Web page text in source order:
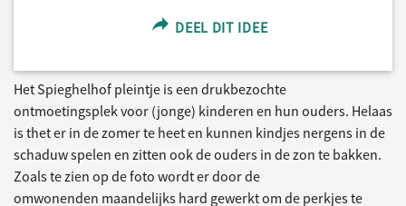
DEEL DIT IDEE
Het Spieghelhof pleintje is een drukbezochte
ontmoetingsplek voor (jonge) kinderen en hun ouders. Helaas
is thet er in de zomer te heet en kunnen kindjes nergens in de
schaduw spelen en zitten ook de ouders in de zon te bakken.
Zoals te zien op de foto wordt er door de
omwonenden maandelijks hard gewerkt om de perkjes te